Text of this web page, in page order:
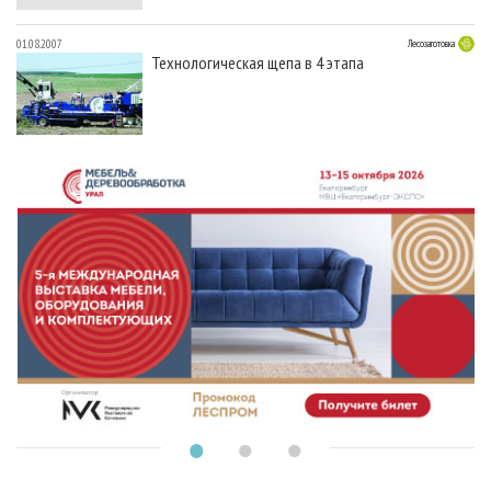
01.08.2007 Лесозаготовка
Технологическая щепа в 4 этапа